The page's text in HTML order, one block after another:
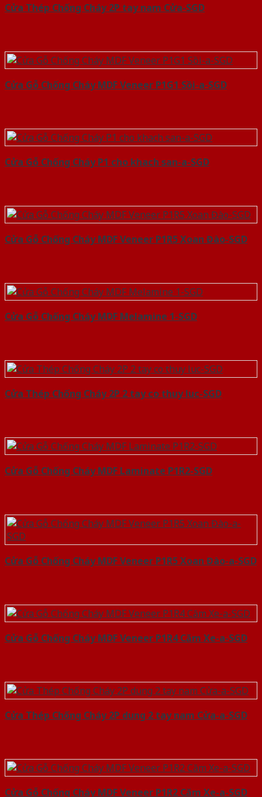
Cửa Thép Chống Cháy 2P tay nam Cửa-SGD
Cửa Gỗ Chống Cháy MDF Veneer P1G1 Sồi-a-SGD
Cửa Gỗ Chống Cháy P1 cho khach san-a-SGD
Cửa Gỗ Chống Cháy MDF Veneer P1R5 Xoan Đào-SGD
Cửa Gỗ Chống Cháy MDF Melamine 1-SGD
Cửa Thép Chống Cháy 2P 2 tay co thuy luc-SGD
Cửa Gỗ Chống Cháy MDF Laminate P1R2-SGD
Cửa Gỗ Chống Cháy MDF Veneer P1R5 Xoan Đào-a-SGD
Cửa Gỗ Chống Cháy MDF Veneer P1R4 Căm Xe-a-SGD
Cửa Thép Chống Cháy 2P dung 2 tay nam Cửa-a-SGD
Cửa Gỗ Chống Cháy MDF Veneer P1R2 Căm Xe-a-SGD